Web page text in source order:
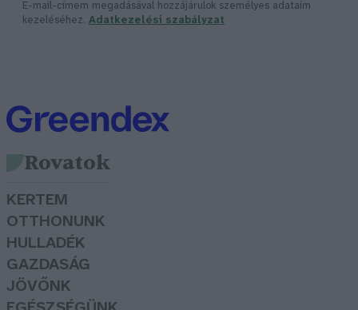
E-mail-címem megadásával hozzájárulok személyes adataim
kezeléséhez. Adatkezelési szabályzat
Rovatok
KERTEM
OTTHONUNK
HULLADÉK
GAZDASÁG
JÖVŐNK